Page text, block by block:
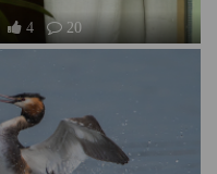
4 20